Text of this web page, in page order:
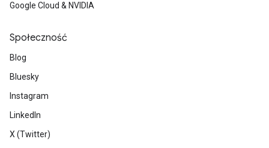
Google Cloud & NVIDIA
Społeczność
Blog
Bluesky
Instagram
LinkedIn
X (Twitter)